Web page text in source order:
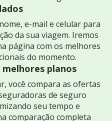
e-mail e celular para
da sua viagem. Iremos
página com os melhores
do momento.
melhores planos
você compara as ofertas
de seguro
seu tempo e
comparação completa